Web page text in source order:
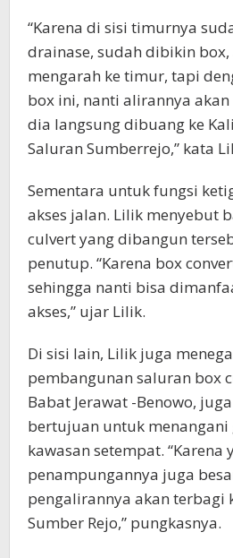
“Karena di sisi timurnya
drainase, sudah dibikin
mengarah ke timur, tapi
box ini, nanti alirannya
dia langsung dibuang ke
Saluran Sumberrejo,” kata
Sementara untuk fungsi
akses jalan. Lilik menyebut
culvert yang dibangun
penutup. “Karena box
sehingga nanti bisa
akses,” ujar Lilik.
Di sisi lain, Lilik juga
pembangunan saluran box
Babat Jerawat -Benowo,
bertujuan untuk menangani
kawasan setempat. “Karena
penampungannya juga
pengalirannya akan terbagi
Sumber Rejo,” pungkasnya.